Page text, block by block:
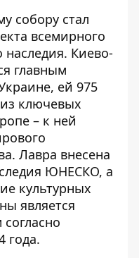
собору стал
всемирного
наследия. Киево-
главным
ей 975
ключевых
– к ней
. Лавра внесена
ЮНЕСКО, а
культурных
является
года.